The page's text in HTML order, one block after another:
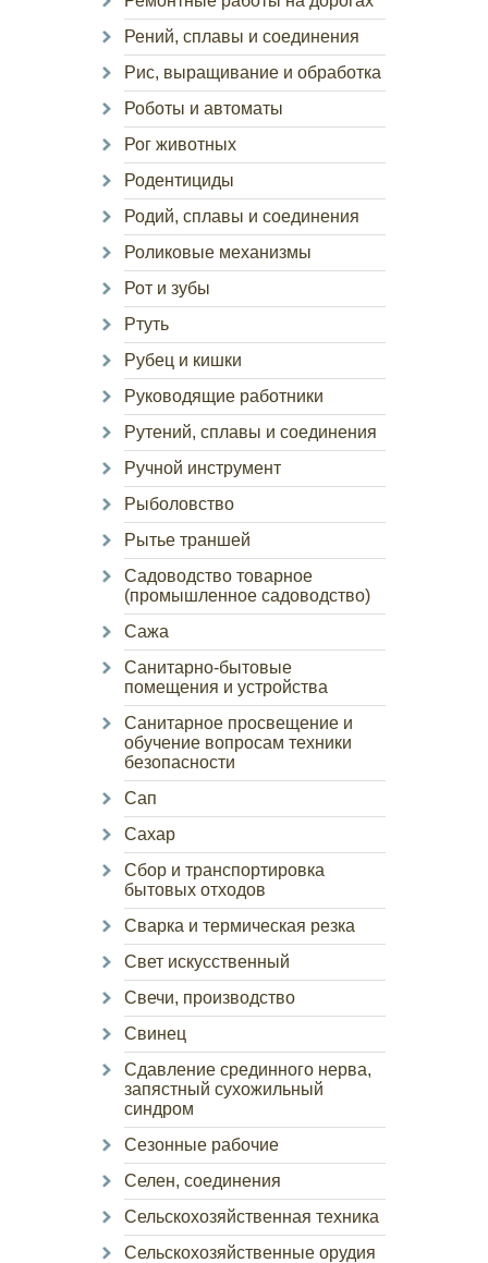
Рений, сплавы и соединения
Рис, выращивание и обработка
Роботы и автоматы
Рог животных
Родентициды
Родий, сплавы и соединения
Роликовые механизмы
Рот и зубы
Ртуть
Рубец и кишки
Руководящие работники
Рутений, сплавы и соединения
Ручной инструмент
Рыболовство
Рытье траншей
Садоводство товарное
(промышленное садоводство)
Сажа
Санитарно-бытовые
помещения и устройства
Санитарное просвещение и
обучение вопросам техники
безопасности
Сап
Сахар
Сбор и транспортировка
бытовых отходов
Сварка и термическая резка
Свет искусственный
Свечи, производство
Свинец
Сдавление срединного нерва,
запястный сухожильный
синдром
Сезонные рабочие
Селен, соединения
Сельскохозяйственная техника
Сельскохозяйственные орудия